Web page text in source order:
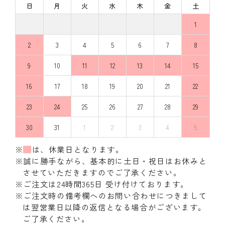
日 月 火 水 木 金
土
1
2 3 4 5 6 7 8
9 10 11 12 13 14 15
16 17 18 19 20 21 22
23 24 25 26 27 28 29
30 31 1 2 3 4 5
※
は、休業日となります。
※誠に勝手ながら、基本的に土日・祝日はお休みと
させていただきますのでご了承ください。
※ご注文は24時間365日 受け付けております。
※ご注文時の備考欄へのお問い合わせにつきまして
は翌営業日以降の返信となる場合がございます。
ご了承ください。